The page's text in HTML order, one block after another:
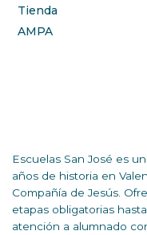
Tienda
AMPA
Escuelas San José es
años de historia en
Compañía de Jesús.
etapas obligatorias
atención a alumnado